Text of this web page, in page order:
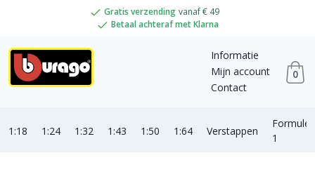
Gratis verzending vanaf € 49
Betaal achteraf met Klarna
Informatie
Mijn account
Contact
0
1:18 1:24 1:32 1:43 1:50 1:64 Verstappen
Formule
1